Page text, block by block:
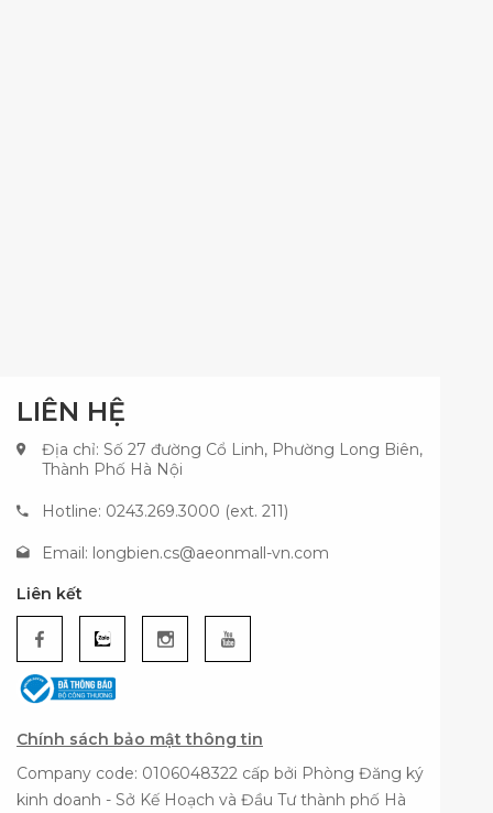
LIÊN HỆ
Địa chỉ: Số 27 đường Cổ Linh, Phường Long Biên,
Thành Phố Hà Nội
Hotline: 0243.269.3000 (ext. 211)
Email: longbien.cs@aeonmall-vn.com
Liên kết
Chính sách bảo mật thông tin
Company code: 0106048322 cấp bởi Phòng Đăng ký
kinh doanh - Sở Kế Hoạch và Đầu Tư thành phố Hà